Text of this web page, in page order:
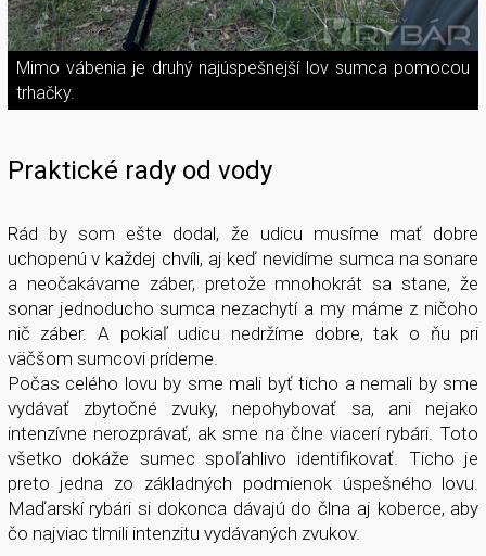
Mimo vábenia je druhý najúspešnejší lov sumca pomocou
trhačky.
Praktické rady od vody
Rád by som ešte dodal, že udicu musíme mať dobre
uchopenú v každej chvíli, aj keď nevidíme sumca na sonare
a neočakávame záber, pretože mnohokrát sa stane, že
sonar jednoducho sumca nezachytí a my máme z ničoho
nič záber. A pokiaľ udicu nedržíme dobre, tak o ňu pri
väčšom sumcovi prídeme.
Počas celého lovu by sme mali byť ticho a nemali by sme
vydávať zbytočné zvuky, nepohybovať sa, ani nejako
intenzívne nerozprávať, ak sme na člne viacerí rybári. Toto
všetko dokáže sumec spoľahlivo identifikovať. Ticho je
preto jedna zo základných podmienok úspešného lovu.
Maďarskí rybári si dokonca dávajú do člna aj koberce, aby
čo najviac tlmili intenzitu vydávaných zvukov.